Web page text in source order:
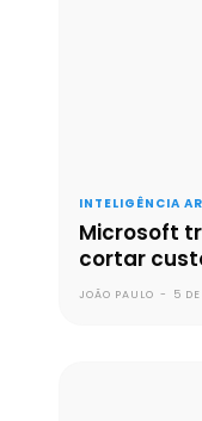
INTELIGÊNCIA
Microsoft
cortar
JOÃO PAULO - 5